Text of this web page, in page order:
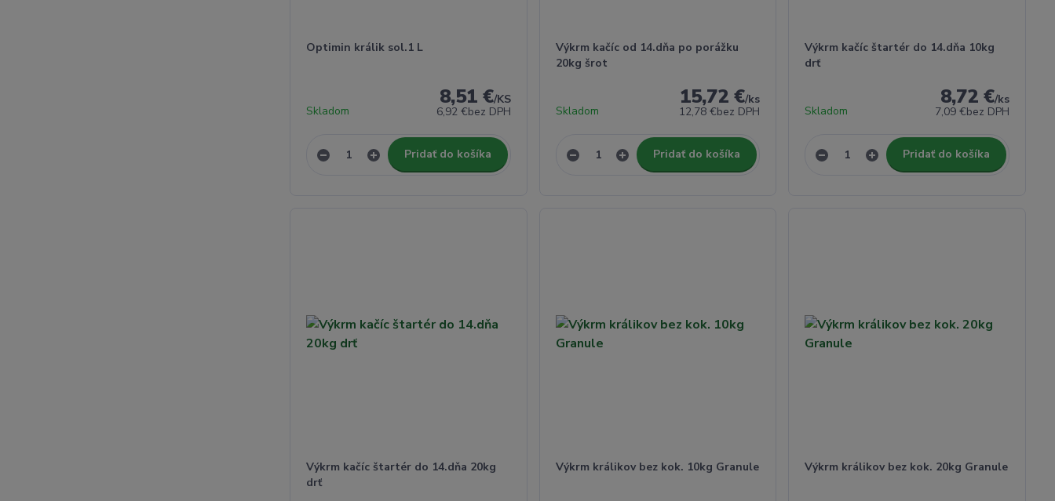
Optimin králik sol.1 L
8,51 €/KS
6,92 €bez DPH
Skladom
Pridať do košíka
Výkrm kačíc od 14.dňa po porážku
20kg šrot
15,72 €/ks
12,78 €bez DPH
Skladom
Pridať do košíka
Výkrm kačíc štartér do 14.dňa 10kg
drť
8,72 €/ks
7,09 €bez DPH
Skladom
Pridať do košíka
Výkrm kačíc štartér do 14.dňa 20kg
drť
Výkrm králikov bez kok. 10kg Granule Výkrm králikov bez kok. 20kg Granule